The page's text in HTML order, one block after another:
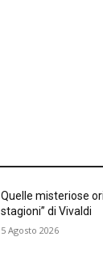
Quelle misteriose
stagioni” di Vivaldi
5 Agosto 2026